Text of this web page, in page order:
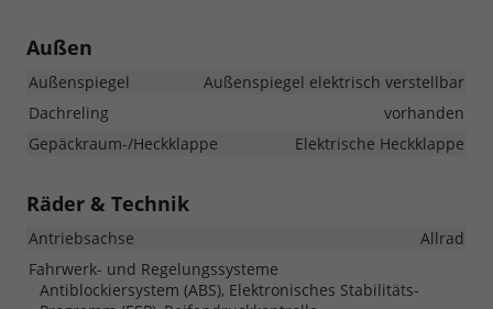
Außen
Außenspiegel
Außenspiegel elektrisch verstellbar
Dachreling
vorhanden
Gepäckraum-/Heckklappe
Elektrische Heckklappe
Räder & Technik
Antriebsachse
Allrad
Fahrwerk- und Regelungssysteme
Antiblockiersystem (ABS), Elektronisches Stabilitäts-